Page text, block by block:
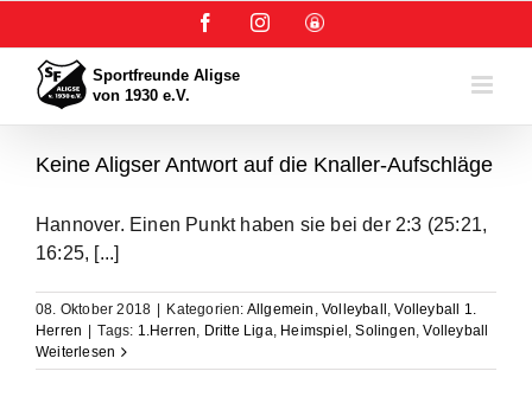
springen
FacebookInstagram
User-
Keine Aligser Antwort auf die Knaller-Aufschläge
Hannover. Einen Punkt haben sie bei der 2:3 (25:21,
16:25, [...]
08. Oktober 2018 Kategorien: Allgemein ,Volleyball ,Volleyball 1.
Herren
Tags: 1.Herren, Dritte Liga, Heimspiel ,Solingen,Volleyball
Weiterlesen